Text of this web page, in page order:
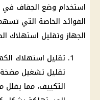
استخدام وضع الجفاف في
الفوائد الخاصة التي
الجهاز وتقليل استهلاك
تقليل استهلاك
تقليل تشغيل
التكييف، مما يقلل